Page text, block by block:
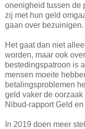
onenigheid tussen de
zij met hun geld
gaan over bezuinigen.
Het gaat dan niet
worden, maar ook
bestedingspatroon is
mensen moeite
betalingsproblemen
geld vaker de
Nibud-rapport Geld
In 2019 doen meer